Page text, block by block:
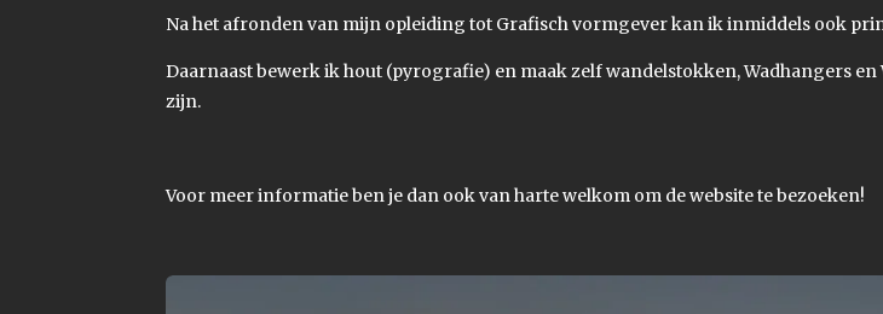
Na het afronden van mijn opleiding tot Grafisch vormgever kan ik inmiddels ook
Daarnaast bewerk ik hout (pyrografie) en maak zelf wandelstokken, Wadhangers en
zijn.
Voor meer informatie ben je dan ook van harte welkom om de website te bezoeken!